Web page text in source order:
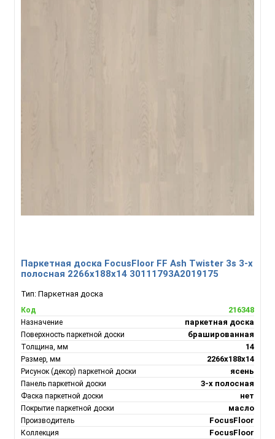
Паркетная доска FocusFloor FF Ash Twister 3s 3-х
полосная 2266х188х14 30111793А2019175
Тип: Паркетная доска
Код 216348
Назначение паркетная доска
Поверхность паркетной доски брашированная
Толщина, мм 14
Размер, мм 2266х188х14
Рисунок (декор) паркетной доски ясень
Панель паркетной доски 3-х полосная
Фаска паркетной доски нет
Покрытие паркетной доски масло
Производитель FocusFloor
Коллекция FocusFloor